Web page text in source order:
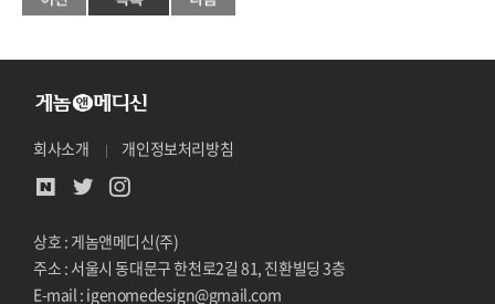
회사소개 개인정보처리방침
상호 : 게놈앤메디신(주)
주소 : 서울시 동대문구 한천로2길 81, 진환빌딩 3층
E-mail : igenomedesign@gmail.com